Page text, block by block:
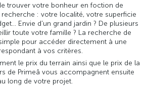
trouver votre bonheur en foction de
: votre localité, votre superficie
Envie d'un grand jardin ? De plusieurs
toute votre famille ? La recherche de
pour accéder directement à une
à vos critères.
le prix du terrain ainsi que le prix de la
de Primeâ vous accompagnent ensuite
long de votre projet.